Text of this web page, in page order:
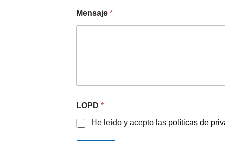
Mensaje *
LOPD *
He leído y acepto las políticas de